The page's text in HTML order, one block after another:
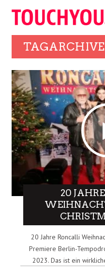
20
20 Jahre Roncalli
Premiere Berlin-
2023. Das ist ein